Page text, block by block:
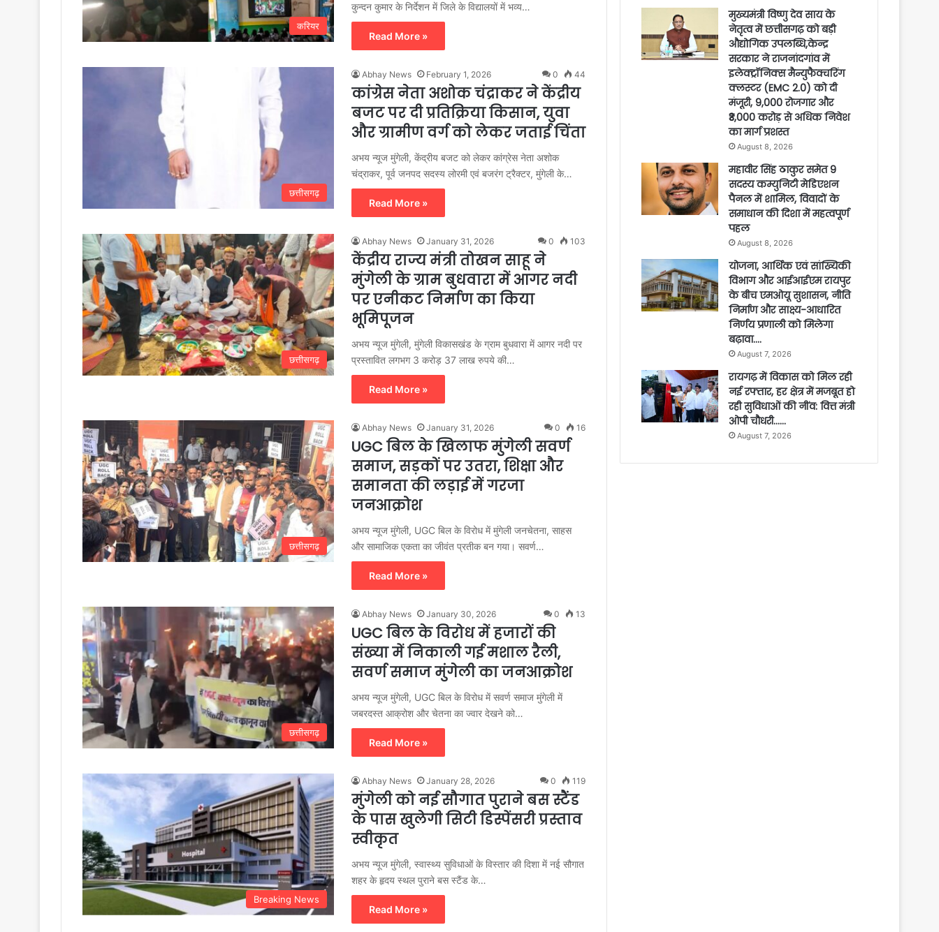
करियर
कुन्दन कुमार के निर्देशन में जिले के विद्यालयों में भव्य…
Read More »
छत्तीसगढ़
Abhay News February 1, 2026 0 44
कांग्रेस नेता अशोक चंद्राकर ने केंद्रीय
बजट पर दी प्रतिक्रिया किसान, युवा
और ग्रामीण वर्ग को लेकर जताई चिंता
अभय न्यूज मुंगेली, केंद्रीय बजट को लेकर कांग्रेस नेता अशोक
चंद्राकर, पूर्व जनपद सदस्य लोरमी एवं बजरंग ट्रैक्टर, मुंगेली के…
Read More »
छत्तीसगढ़
Abhay News January 31, 2026 0 103
केंद्रीय राज्य मंत्री तोखन साहू ने
मुंगेली के ग्राम बुधवारा में आगर नदी
पर एनीकट निर्माण का किया
भूमिपूजन
अभय न्यूज मुंगेली, मुंगेली विकासखंड के ग्राम बुधवारा में आगर नदी पर
प्रस्तावित लगभग 3 करोड़ 37 लाख रुपये की…
Read More »
छत्तीसगढ़
Abhay News January 31, 2026 0 16
UGC बिल के खिलाफ मुंगेली सवर्ण
समाज, सड़कों पर उतरा, शिक्षा और
समानता की लड़ाई में गरजा
जनआक्रोश
अभय न्यूज मुंगेली, UGC बिल के विरोध में मुंगेली जनचेतना, साहस
और सामाजिक एकता का जीवंत प्रतीक बन गया। सवर्ण…
Read More »
छत्तीसगढ़
Abhay News January 30, 2026 0 13
UGC बिल के विरोध में हजारों की
संख्या में निकाली गई मशाल रैली,
सवर्ण समाज मुंगेली का जनआक्रोश
अभय न्यूज मुंगेली, UGC बिल के विरोध में सवर्ण समाज मुंगेली में
जबरदस्त आक्रोश और चेतना का ज्वार देखने को…
Read More »
Breaking News
Abhay News January 28, 2026 0 119
मुंगेली को नई सौगात पुराने बस स्टैंड
के पास खुलेगी सिटी डिस्पेंसरी प्रस्ताव
स्वीकृत
अभय न्यूज मुंगेली, स्वास्थ्य सुविधाओं के विस्तार की दिशा में नई सौगात
शहर के हृदय स्थल पुराने बस स्टैंड के…
Read More »
मुख्यमंत्री विष्णु देव साय के
नेतृत्व में छत्तीसगढ़ को बड़ी
औद्योगिक उपलब्धि,केन्द्र
सरकार ने राजनांदगांव में
इलेक्ट्रॉनिक्स मैन्युफैक्चरिंग
क्लस्टर (EMC 2.0) को दी
मंजूरी, 9,000 रोजगार और
₹3,000 करोड़ से अधिक निवेश
का मार्ग प्रशस्त
August 8, 2026
महावीर सिंह ठाकुर समेत 9
सदस्य कम्युनिटी मेडिएशन
पैनल में शामिल, विवादों के
समाधान की दिशा में महत्वपूर्ण
पहल
August 8, 2026
योजना, आर्थिक एवं सांख्यिकी
विभाग और आईआईएम रायपुर
के बीच एमओयू सुशासन, नीति
निर्माण और साक्ष्य-आधारित
निर्णय प्रणाली को मिलेगा
बढ़ावा….
August 7, 2026
रायगढ़ में विकास को मिल रही
नई रफ्तार, हर क्षेत्र में मजबूत हो
रही सुविधाओं की नींव: वित्त मंत्री
ओपी चौधरी……
August 7, 2026